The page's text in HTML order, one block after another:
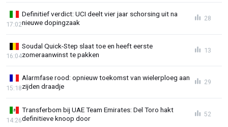
Definitief verdict: UCI deelt vier jaar schorsing uit na
nieuwe dopingzaak
17:02
28
Soudal Quick-Step slaat toe en heeft eerste
zomeraanwinst te pakken
16:04
13
Alarmfase rood: opnieuw toekomst van wielerploeg aan
zijden draadje
15:18
29
Transferbom bij UAE Team Emirates: Del Toro hakt
definitieve knoop door
14:26
52